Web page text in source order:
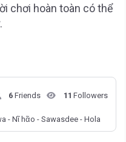
chơi hoàn toàn có thể
6 Friends 11 Followers
- Nῖ hᾶo - Sawasdee - Hola